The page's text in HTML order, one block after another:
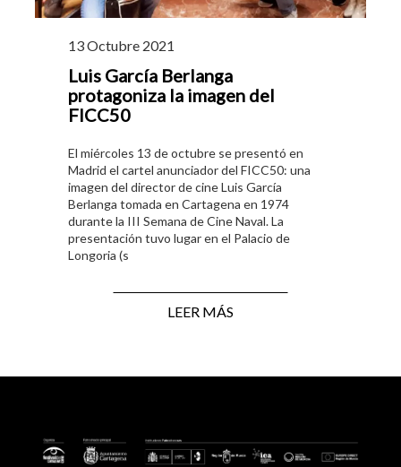
13 Octubre 2021
Luis García Berlanga
protagoniza la imagen del
FICC50
El miércoles 13 de octubre se presentó en
Madrid el cartel anunciador del FICC50: una
imagen del director de cine Luis García
Berlanga tomada en Cartagena en 1974
durante la III Semana de Cine Naval. La
presentación tuvo lugar en el Palacio de
Longoria (s
LEER MÁS